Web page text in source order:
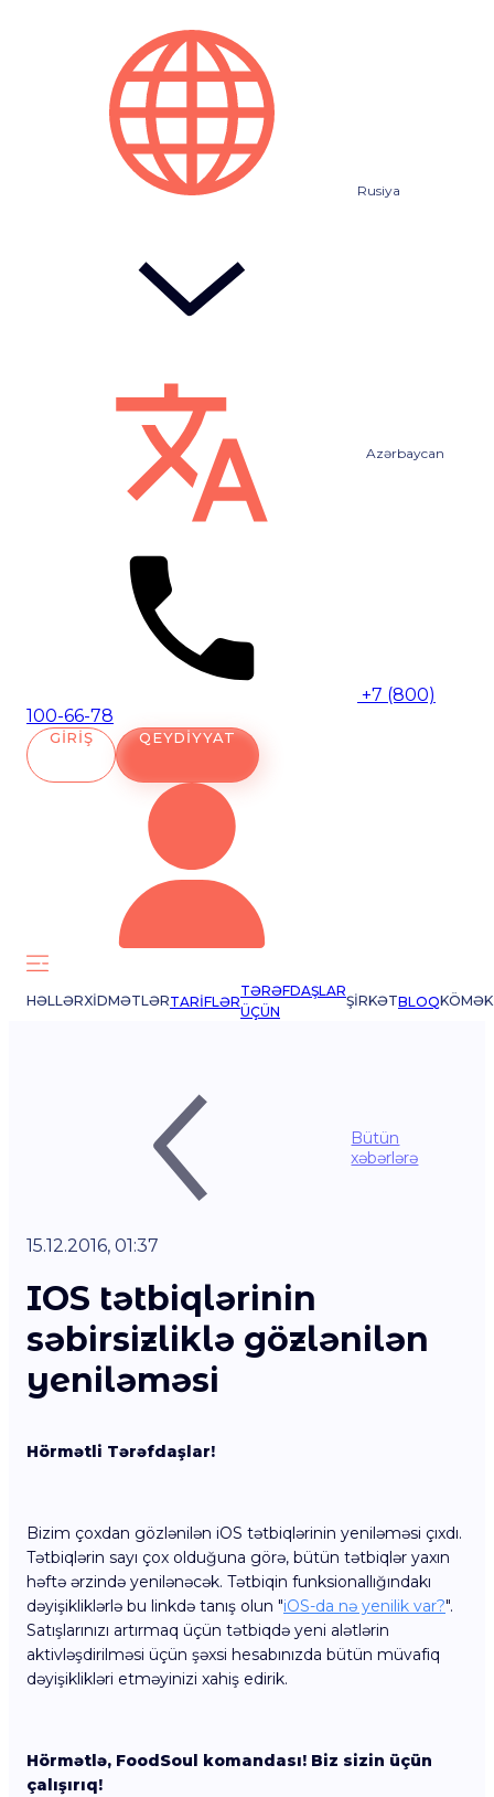
Rusiya
Azərbaycan
+7 (800)
100-66-78
GIRIŞ QEYDIYYAT
HƏLLƏRXIDMƏTLƏRTARIFLƏR
TƏRƏFDAŞLAR
ÜÇÜN
ŞIRKƏTBLOQKÖMƏK
Bütün
xəbərlərə
15.12.2016, 01:37
IOS tətbiqlərinin
səbirsizliklə gözlənilən
yeniləməsi
Hörmətli Tərəfdaşlar!
Bizim çoxdan gözlənilən iOS tətbiqlərinin yeniləməsi çıxdı.
Tətbiqlərin sayı çox olduğuna görə, bütün tətbiqlər yaxın
həftə ərzində yenilənəcək. Tətbiqin funksionallığındakı
dəyişikliklərlə bu linkdə tanış olun "iOS-da nə yenilik var?".
Satışlarınızı artırmaq üçün tətbiqdə yeni alətlərin
aktivləşdirilməsi üçün şəxsi hesabınızda bütün müvafiq
dəyişiklikləri etməyinizi xahiş edirik.
Hörmətlə, FoodSoul komandası! Biz sizin üçün
çalışırıq!